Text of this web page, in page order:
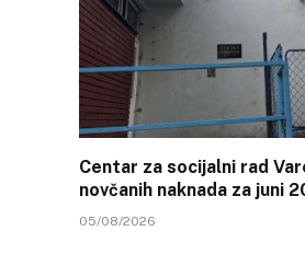
Centar za socijalni rad
novčanih naknada za juni
05/08/2026